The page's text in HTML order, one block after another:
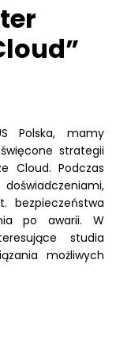
Polska, mamy
strategii
Cloud. Podczas
bezpieczeństwa
po awarii. W
studia
możliwych